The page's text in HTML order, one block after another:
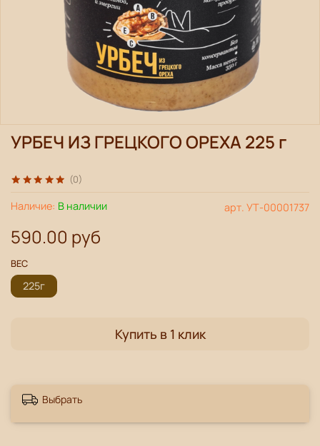
(0)
арт. УТ-00001737
Наличие: В наличии
УРБЕЧ ИЗ ГРЕЦКОГО ОРЕХА 225 г
590.00 руб
Купить в 1 клик
ВЕС
225г
Выбрать